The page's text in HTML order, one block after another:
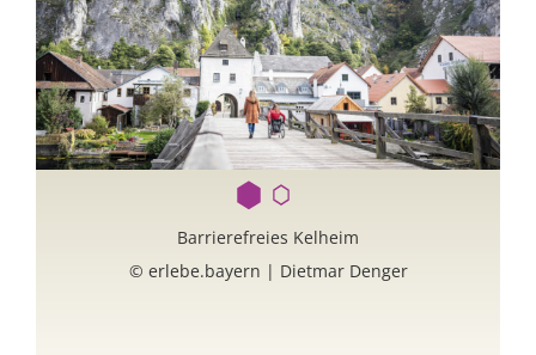
Barrierefreies Kelheim
© erlebe.bayern | Dietmar Denger